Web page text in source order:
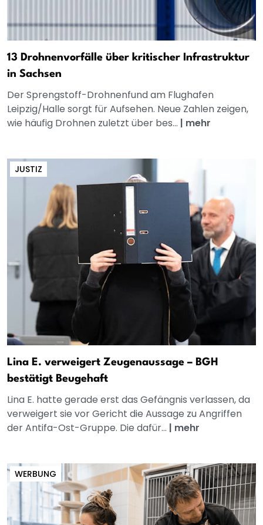
13 Drohnenvorfälle über kritischer Infrastruktur
in Sachsen
Der Sprengstoff-Drohnenfund am Flughafen
Leipzig/Halle sorgt für Aufsehen. Neue Zahlen zeigen,
wie häufig Drohnen zuletzt über bes... | mehr
JUSTIZ
Lina E. verweigert Zeugenaussage – BGH
bestätigt Beugehaft
Lina E. hatte gerade erst das Gefängnis verlassen, da
verweigert sie vor Gericht die Aussage zu Angriffen
der Antifa-Ost-Gruppe. Die dafür... | mehr
WERBUNG